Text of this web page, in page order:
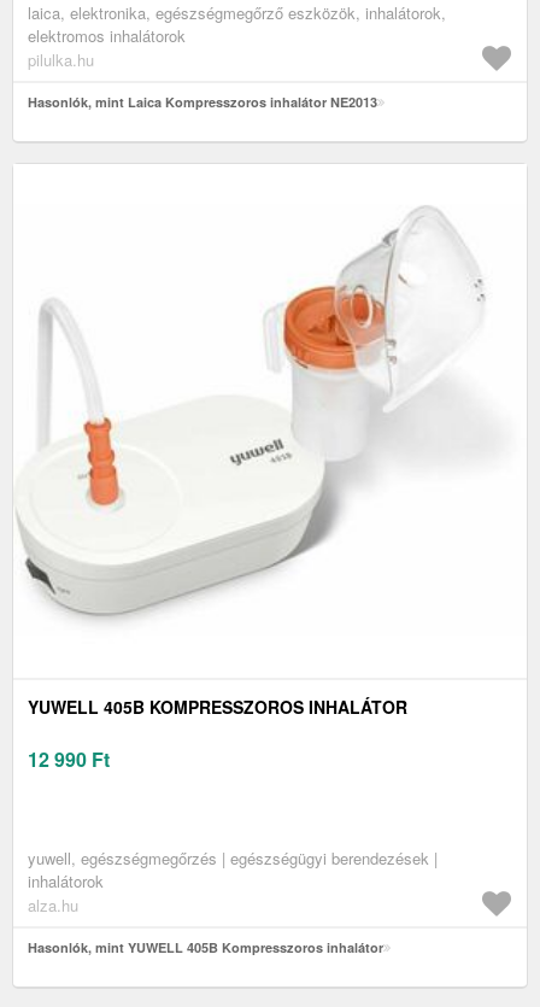
laica, elektronika, egészségmegőrző eszközök, inhalátorok,
elektromos inhalátorok
pilulka.hu
Hasonlók, mint Laica Kompresszoros inhalátor NE2013
YUWELL 405B KOMPRESSZOROS INHALÁTOR
12 990 Ft
yuwell, egészségmegőrzés | egészségügyi berendezések |
inhalátorok
alza.hu
Hasonlók, mint YUWELL 405B Kompresszoros inhalátor